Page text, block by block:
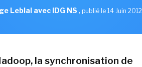
Leblal avec IDG NS , publié le 14 Juin 2012
la synchronisation de